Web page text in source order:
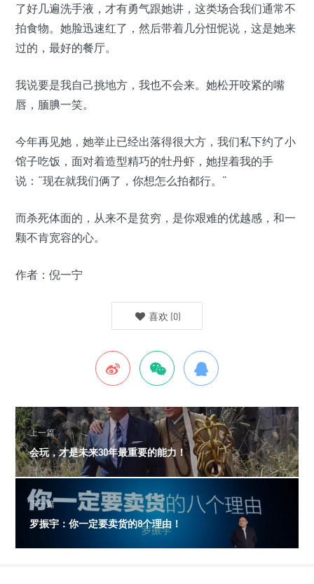
了好几遍洗手液，才有勇气跟她讲，这类场合我们通常不
拍食物。她脸迅速红了，然后带着几分忸怩说，这是她来
过的，最好的餐厅。
我说要是我自己挑地方，我也不会来。她松开咬紧的嘴
唇，腼腆一笑。
今年再见她，她举止已经出落得很大方，我们私下约了小
馆子吃饭，面对着造型精巧的牡丹虾，她捏着我的手
说：“现在就我们俩了，你想怎么拍都行。”
而杀死体面的，从来不是贫穷，是你艰难的优越感，和一
颗不肯宽容的心。
作者：倪一宁
喜欢 (0)
上一篇
会玩，才是未来30年最重要的能力！
下一篇
罗振宇：你一定要卖货的8个理由！